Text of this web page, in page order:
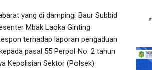
yang di dampingi Baur Subbid
Mbak Laoka Ginting
terhadap laporan pengaduan
pasal 55 Perpol No. 2 tahun
Kepolisian Sektor (Polsek)